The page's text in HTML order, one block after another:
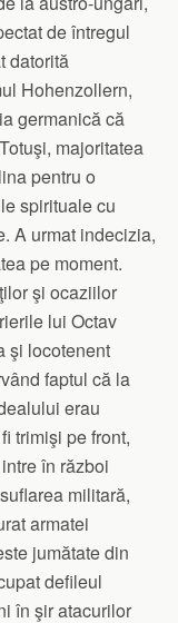
de întregul
datorită
Hohenzollern,
germanică că
majoritatea
pentru o
spirituale cu
A urmat indecizia,
pe moment.
şi ocaziilor
lui Octav
şi locotenent
faptul că la
erau
trimişi pe front,
în război
militară,
armatei
jumătate din
defileul
în şir atacurilor